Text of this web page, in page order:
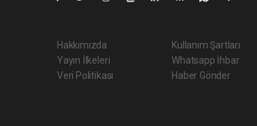
Hakkımızda
Yayın İlkeleri
Veri Politikası
Kullanım Şartları
Whatsapp İhbar
Haber Gönder